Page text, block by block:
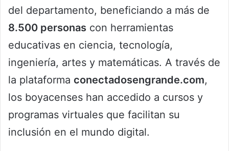
del departamento, beneficiando a más de
8.500 personas con herramientas
educativas en ciencia, tecnología,
ingeniería, artes y matemáticas. A través de
la plataforma conectadosengrande.com,
los boyacenses han accedido a cursos y
programas virtuales que facilitan su
inclusión en el mundo digital.